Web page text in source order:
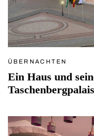
ÜBERNACHTEN
Ein Haus und